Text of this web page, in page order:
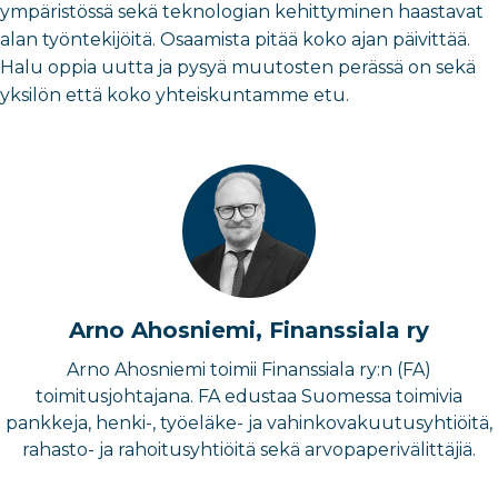
ympäristössä sekä teknologian kehittyminen haastavat
alan työntekijöitä. Osaamista pitää koko ajan päivittää.
Halu oppia uutta ja pysyä muutosten perässä on sekä
yksilön että koko yhteiskuntamme etu.
Arno Ahosniemi, Finanssiala ry
Arno Ahosniemi toimii Finanssiala ry:n (FA)
toimitusjohtajana. FA edustaa Suomessa toimivia
pankkeja, henki-, työeläke- ja vahinkovakuutusyhtiöitä,
rahasto- ja rahoitusyhtiöitä sekä arvopaperivälittäjiä.